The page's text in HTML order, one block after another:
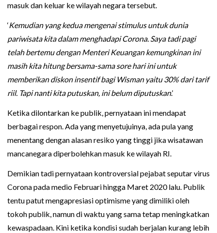
masuk dan keluar ke wilayah negara tersebut.
‘Kemudian yang kedua mengenai stimulus untuk dunia
pariwisata kita dalam menghadapi Corona. Saya tadi pagi
telah bertemu dengan Menteri Keuangan kemungkinan ini
masih kita hitung bersama-sama sore hari ini untuk
memberikan diskon insentif bagi Wisman yaitu 30% dari tarif
riil. Tapi nanti kita putuskan, ini belum diputuskan.’
Ketika dilontarkan ke publik, pernyataan ini mendapat
berbagai respon. Ada yang menyetujuinya, ada pula yang
menentang dengan alasan resiko yang tinggi jika wisatawan
mancanegara diperbolehkan masuk ke wilayah RI.
Demikian tadi pernyataan kontroversial pejabat seputar virus
Corona pada medio Februari hingga Maret 2020 lalu. Publik
tentu patut mengapresiasi optimisme yang dimiliki oleh
tokoh publik, namun di waktu yang sama tetap meningkatkan
kewaspadaan. Kini ketika kondisi sudah berjalan kurang lebih